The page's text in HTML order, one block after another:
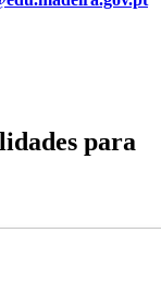
para